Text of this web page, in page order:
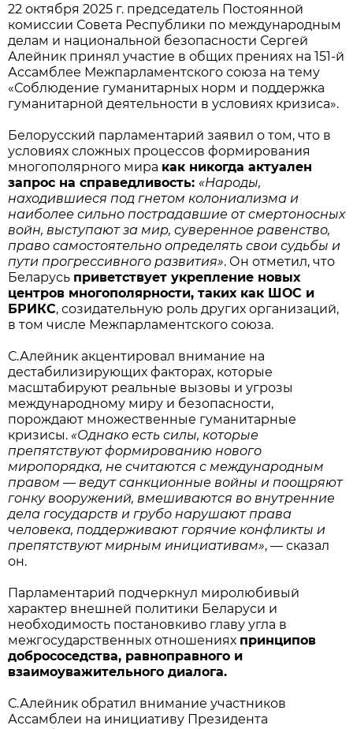
22 октября 2025 г. председатель Постоянной
комиссии Совета Республики по международным
делам и национальной безопасности Сергей
Алейник принял участие в общих прениях на 151-й
Ассамблее Межпарламентского союза на тему
«Соблюдение гуманитарных норм и поддержка
гуманитарной деятельности в условиях кризиса».
Белорусский парламентарий заявил о том, что в
условиях сложных процессов формирования
многополярного мира как никогда актуален
запрос на справедливость: «Народы,
находившиеся под гнетом колониализма и
наиболее сильно пострадавшие от смертоносных
войн, выступают за мир, суверенное равенство,
право самостоятельно определять свои судьбы и
пути прогрессивного развития». Он отметил, что
Беларусь приветствует укрепление новых
центров многополярности, таких как ШОС и
БРИКС, созидательную роль других организаций,
в том числе Межпарламентского союза.
С.Алейник акцентировал внимание на
дестабилизирующих факторах, которые
масштабируют реальные вызовы и угрозы
международному миру и безопасности,
порождают множественные гуманитарные
кризисы. «Однако есть силы, которые
препятствуют формированию нового
миропорядка, не считаются с международным
правом — ведут санкционные войны и поощряют
гонку вооружений, вмешиваются во внутренние
дела государств и грубо нарушают права
человека, поддерживают горячие конфликты и
препятствуют мирным инициативам», — сказал
он.
Парламентарий подчеркнул миролюбивый
характер внешней политики Беларуси и
необходимость постановкиво главу угла в
межгосударственных отношениях принципов
добрососедства, равноправного и
взаимоуважительного диалога.
С.Алейник обратил внимание участников
Ассамблеи на инициативу Президента